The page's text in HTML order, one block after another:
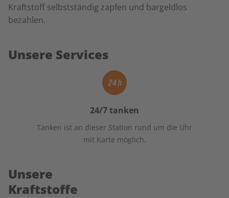
Kraftstoff selbstständig zapfen und bargeldlos
bezahlen.
Unsere Services
24/7 tanken
Tanken ist an dieser Station rund um die Uhr
mit Karte möglich.
Unsere
Kraftstoffe